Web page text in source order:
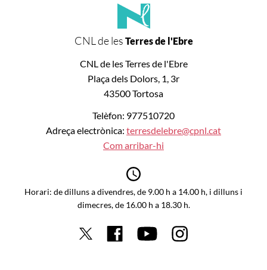
CNL de les Terres de l'Ebre
CNL de les Terres de l'Ebre
Plaça dels Dolors, 1, 3r
43500 Tortosa
Telèfon: 977510720
Adreça electrònica: terresdelebre@cpnl.cat
Com arribar-hi
Horari: de dilluns a divendres, de 9.00 h a 14.00 h, i dilluns i
dimecres, de 16.00 h a 18.30 h.